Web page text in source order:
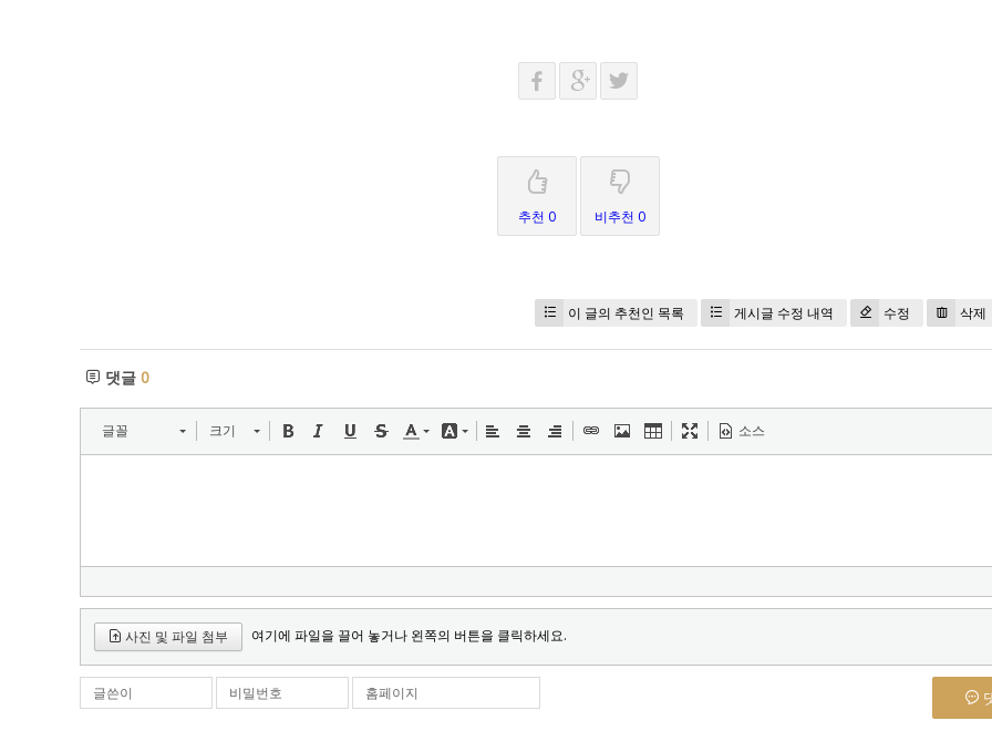
추천 0 비추천 0
이 글의 추천인 목록 게시글 수정 내역 수정 삭제
댓글 0
글꼴 크기 소스
사진 및 파일 첨부 여기에 파일을 끌어 놓거나 왼쪽의 버튼을 클릭하세요.
글쓴이 비밀번호 홈페이지